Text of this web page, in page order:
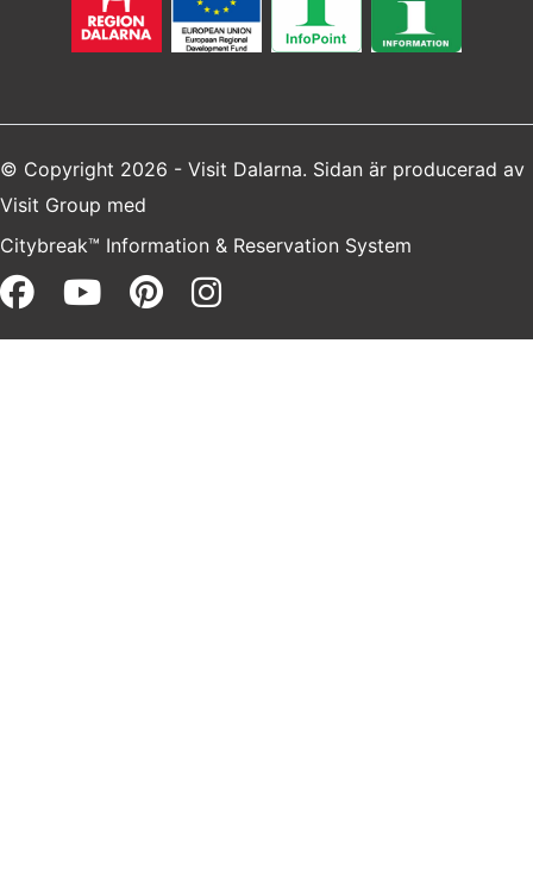
© Copyright 2026 - Visit Dalarna. Sidan är producerad av
Visit Group med
Citybreak™ Information & Reservation System
Facebook (opens in a new
Youtube (opens in a new
Pinterest (opens in a
Instagram (opens